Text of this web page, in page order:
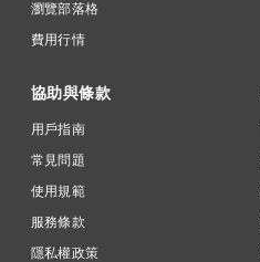
瀏覽部落格
費用行情
協助與條款
用戶指南
常見問題
使用規範
服務條款
隱私權政策